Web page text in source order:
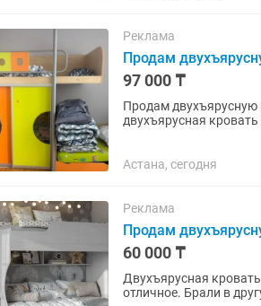
Реклама
Продам
97 000 ₸
Продам двухъярусную кровать
двухъярусная
Астана, сегодня
Реклама
Продам
60 000 ₸
Двухъярусная кровать DОМА Карrі-222+Матрасы 6512, 80х180 см, светло серый. Состояние
отличное. Брали в